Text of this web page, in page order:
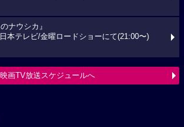
ナウシカ』
本テレビ/金曜ロードショーにて(21:00〜)
映画TV放送スケジュールへ